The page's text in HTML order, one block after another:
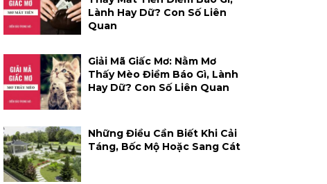
Lành Hay Dữ? Con Số Liên
Quan
Giải Mã Giấc Mơ: Nằm Mơ
Thấy Mèo Điềm Báo Gì, Lành
Hay Dữ? Con Số Liên Quan
Những Điều Cần Biết Khi Cải
Táng, Bốc Mộ Hoặc Sang Cát